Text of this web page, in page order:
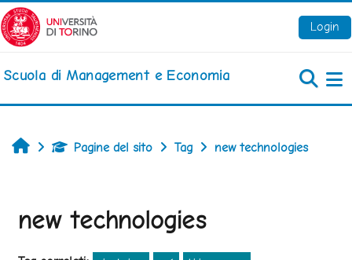
Vai al contenuto principale
Login
Scuola di Management e Economia
HomePagine del sito Tag new technologies
new technologies